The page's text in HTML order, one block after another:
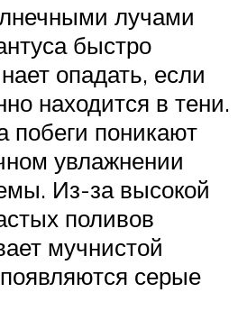
лучами
быстро
опадать, если
находится в тени.
побеги поникают
увлажнении
Из-за высокой
поливов
мучнистой
серые